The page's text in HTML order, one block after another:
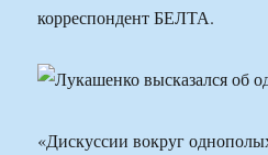
корреспондент БЕЛТА.
«Дискуссии вокруг